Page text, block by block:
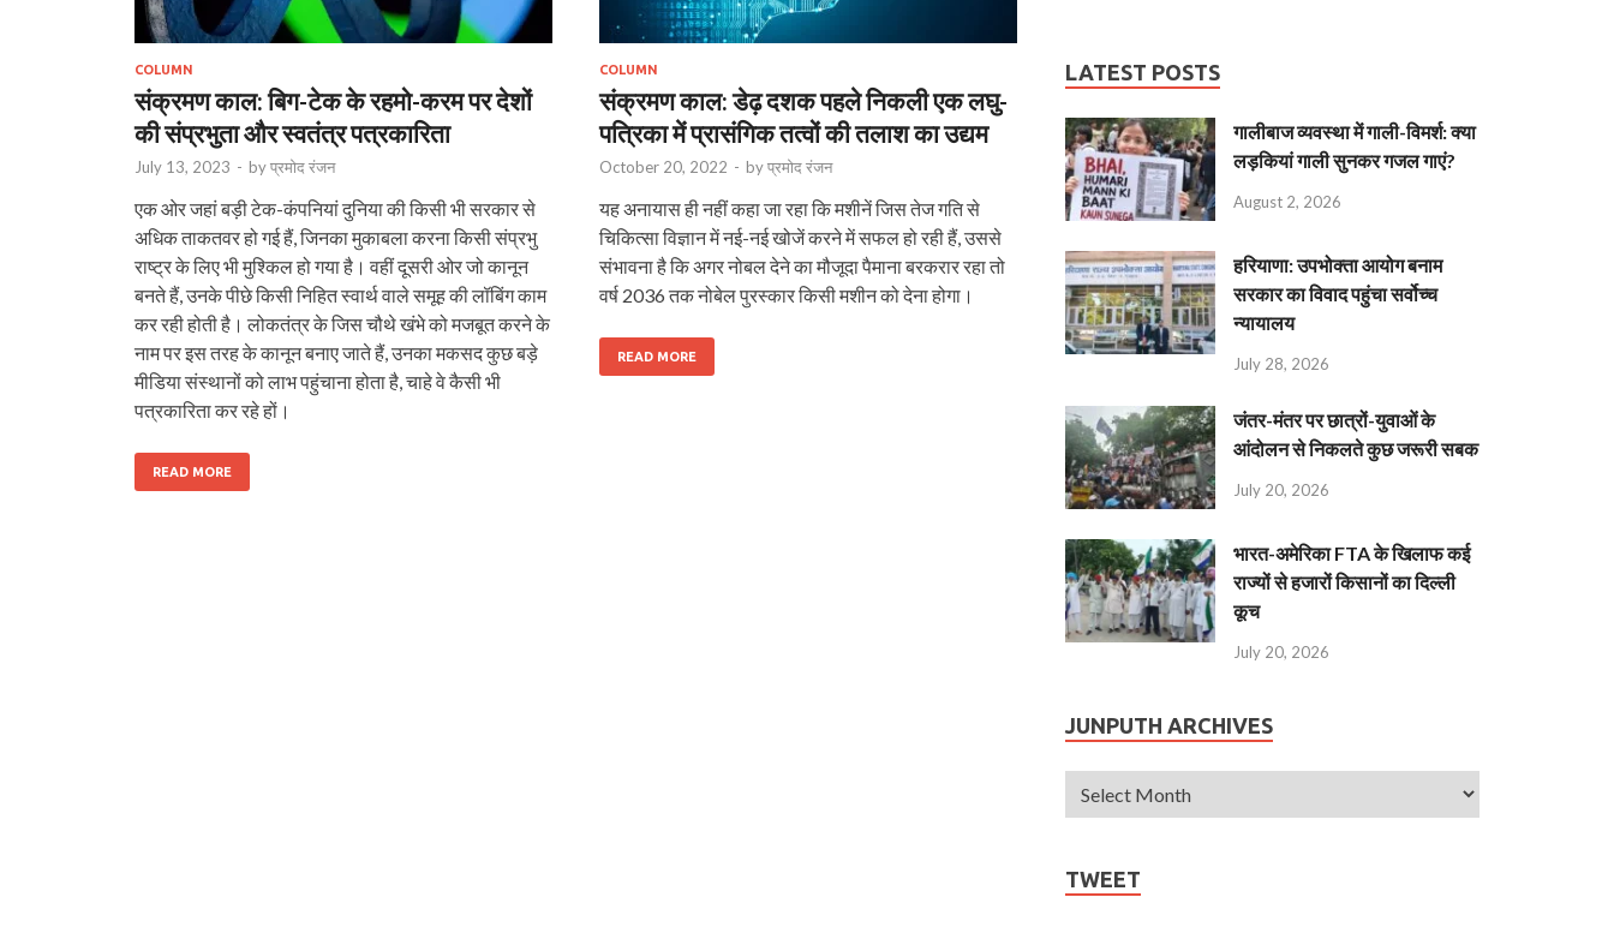
COLUMN
संक्रमण काल: बिग-टेक के रहमो-करम पर देशों
की संप्रभुता और स्वतंत्र पत्रकारिता
July 13, 2023 - byप्रमोद रंजन
एक ओर जहां बड़ी टेक-कंपनियां दुनिया की किसी भी सरकार से
अधिक ताकतवर हो गई हैं, जिनका मुकाबला करना किसी संप्रभु
राष्ट्र के लिए भी मुश्किल हो गया है। वहीं दूसरी ओर जो कानून
बनते हैं, उनके पीछे किसी निहित स्वार्थ वाले समूह की लॉबिंग काम
कर रही होती है। लोकतंत्र के जिस चौथे खंभे को मजबूत करने के
नाम पर इस तरह के कानून बनाए जाते हैं, उनका मकसद कुछ बड़े
मीडिया संस्थानों को लाभ पहुंचाना होता है, चाहे वे कैसी भी
पत्रकारिता कर रहे हों।
READ MORE
COLUMN
संक्रमण काल: डेढ़ दशक पहले निकली एक लघु-
पत्रिका में प्रासंगिक तत्वों की तलाश का उद्यम
October 20, 2022 - byप्रमोद रंजन
यह अनायास ही नहीं कहा जा रहा कि मशीनें जिस तेज गति से
चिकित्सा विज्ञान में नई-नई खोजें करने में सफल हो रही हैं, उससे
संभावना है कि अगर नोबल देने का मौजूदा पैमाना बरकरार रहा तो
वर्ष 2036 तक नोबेल पुरस्कार किसी मशीन को देना होगा।
READ MORE
LATEST POSTS
गालीबाज व्‍यवस्‍था में गाली-विमर्श: क्या
लड़कियां गाली सुनकर गजल गाएं?
August 2, 2026
हरियाणा: उपभोक्ता आयोग बनाम
सरकार का विवाद पहुंचा सर्वोच्च
न्यायालय
July 28, 2026
जंतर-मंतर पर छात्रों-युवाओं के
आंदोलन से निकलते कुछ जरूरी सबक
July 20, 2026
भारत-अमेरिका FTA के खिलाफ कई
राज्यों से हजारों किसानों का दिल्ली
कूच
July 20, 2026
JUNPUTH ARCHIVES
TWEET